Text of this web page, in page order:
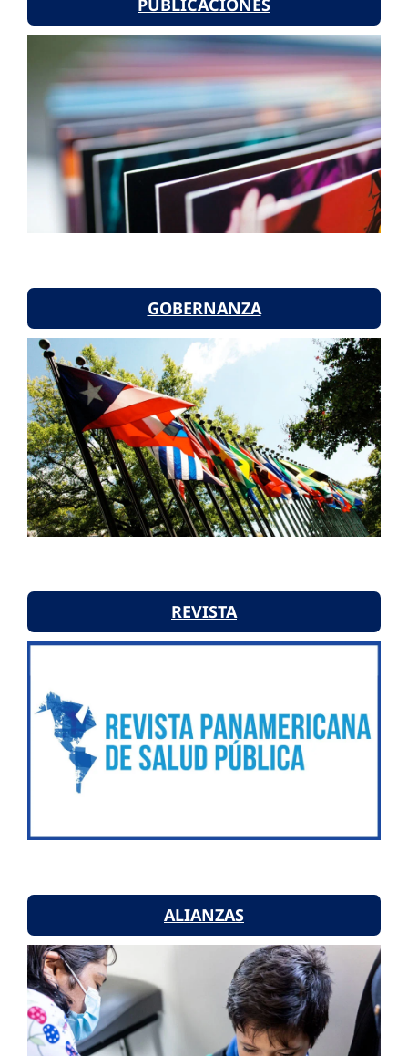
PUBLICACIONES
GOBERNANZA
REVISTA
ALIANZAS